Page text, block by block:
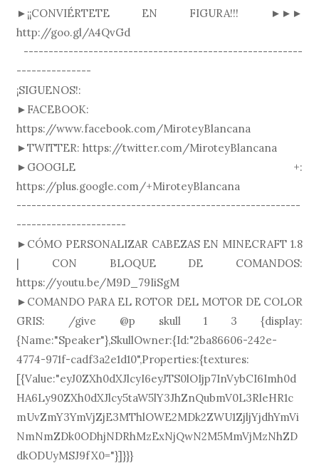
►¡¡CONVIÉRTETE EN FIGURA!!! ►►►
http://goo.gl/A4QvGd
--------------------------------------------------------
---------------
¡SIGUENOS!:
►FACEBOOK:
https://www.facebook.com/MiroteyBlancana
►TWITTER: https://twitter.com/MiroteyBlancana
►GOOGLE +:
https://plus.google.com/+MiroteyBlancana
---------------------------------------------------------
----------------------
►CÓMO PERSONALIZAR CABEZAS EN MINECRAFT 1.8
| CON BLOQUE DE COMANDOS:
https://youtu.be/M9D_79IiSgM
►COMANDO PARA EL ROTOR DEL MOTOR DE COLOR
GRIS: /give @p skull 1 3 {display:
{Name:"Speaker"},SkullOwner:{Id:"2ba86606-242e-
4774-971f-cadf3a2e1d10",Properties:{textures:
[{Value:"eyJ0ZXh0dXJlcyI6eyJTS0lOIjp7InVybCI6Imh0d
HA6Ly90ZXh0dXJlcy5taW5lY3JhZnQubmV0L3RleHR1c
mUvZmY3YmVjZjE3MThlOWE2MDk2ZWU1ZjljYjdhYmVi
NmNmZDk0ODhjNDRhMzExNjQwN2M5MmVjMzNhZD
dkODUyMSJ9fX0="}]}}}